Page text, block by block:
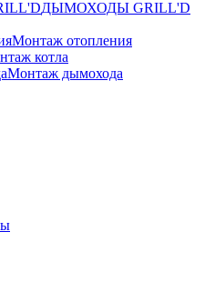
ДЫМОХОДЫ GRILL'D
Монтаж отопления
котла
Монтаж дымохода